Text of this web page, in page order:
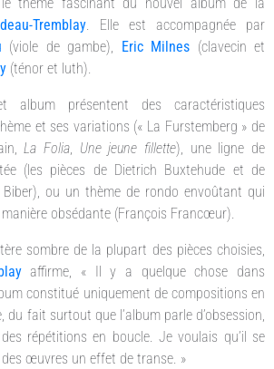
Tremblay. Elle est accompagnée par
(viole de gambe), Eric Milnes (clavecin et
(ténor et luth).
présentent des caractéristiques
et ses variations (« La Furstemberg » de
La Folia, Une jeune fillette), une ligne de
(les pièces de Dietrich Buxtehude et de
ou un thème de rondo envoûtant qui
obsédante (François Francœur).
sombre de la plupart des pièces choisies,
affirme, « Il y a quelque chose dans
constitué uniquement de compositions en
du fait surtout que l’album parle d’obsession,
répétitions en boucle. Je voulais qu’il se
des œuvres un effet de transe. »